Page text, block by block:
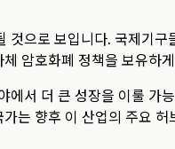
것으로 보입니다. 국제기
암호화폐 정책을 보유
서 더 큰 성장을 이룰 가
는 향후 이 산업의 주요 허